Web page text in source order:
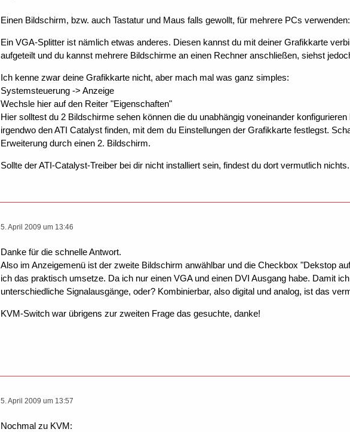
Einen Bildschirm, bzw. auch Tastatur und Maus falls gewollt, für mehrere PCs
Ein VGA-Splitter ist nämlich etwas anderes. Diesen kannst du mit deiner Grafikkarte
aufgeteilt und du kannst mehrere Bildschirme an einen Rechner anschließen, siehst
Ich kenne zwar deine Grafikkarte nicht, aber mach mal was ganz simples:
Systemsteuerung -> Anzeige
Wechsle hier auf den Reiter "Eigenschaften"
Hier solltest du 2 Bildschirme sehen können die du unabhängig voneinander
irgendwo den ATI Catalyst finden, mit dem du Einstellungen der Grafikkarte festlegst.
Erweiterung durch einen 2. Bildschirm.
Sollte der ATI-Catalyst-Treiber bei dir nicht installiert sein, findest du dort vermutlich nichts.
5. April 2009 um 13:46
Danke für die schnelle Antwort.
Also im Anzeigemenü ist der zweite Bildschirm anwählbar und die Checkbox "Dekstop
ich das praktisch umsetze. Da ich nur einen VGA und einen DVI Ausgang habe. Damit
unterschiedliche Signalausgänge, oder? Kombinierbar, also digital und analog, ist das
KVM-Switch war übrigens zur zweiten Frage das gesuchte, danke!
5. April 2009 um 13:57
Nochmal zu KVM: